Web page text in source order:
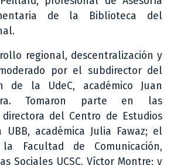
de la Biblioteca del
regional, descentralización y
por el subdirector del
de la UdeC, académico Juan
Tomaron parte en las
del Centro de Estudios
académica Julia Fawaz; el
Facultad de Comunicación,
Sociales UCSC, Víctor Montre; y